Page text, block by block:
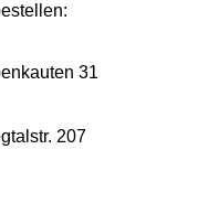
31
207